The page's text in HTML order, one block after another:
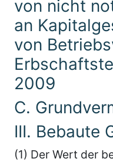
von nicht
an
von
2009
C.
III. Bebaute
(1) Der Wert der